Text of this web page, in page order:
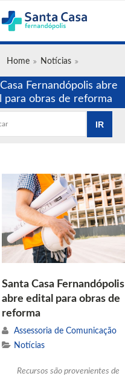
Home Notícias
Fernandópolis abre
para obras de reforma
Santa Casa Fernandópolis
abre edital para obras de
reforma
Assessoria de Comunicação
Notícias
Recursos são provenientes de